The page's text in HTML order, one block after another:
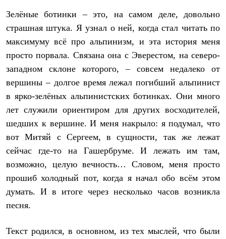
Куртки
Брюки
Детская одежда
Утепленная пухом
Комбинезоны
Куртки
Брюки
Комбинезоны
Куртки
Лёгкая одежда
Футболки
Толстовки
Софтшелл одежда
Куртки
Флисовая одежда
Куртки
Брюки
Комплект термобелья
Зелёные ботинки – это, на самом деле, довольно
страшная штука. Я узнал о ней, когда стал читать по
максимуму всё про альпинизм, и эта история меня
просто порвала. Связана она с Эверестом, на северо-
западном склоне которого, – совсем недалеко от
вершины – долгое время лежал погибший альпинист
в ярко-зелёных альпинистских ботинках. Они много
лет служили ориентиром для других восходителей,
шедших к вершине. И меня накрыло: я подумал, что
вот Митяй с Сергеем, в сущности, так же лежат
сейчас где-то на Гашербруме. И лежать им там,
возможно, целую вечность… Словом, меня просто
прошиб холодный пот, когда я начал обо всём этом
думать. И в итоге через несколько часов возникла
песня.
Текст родился, в основном, из тех мыслей, что были